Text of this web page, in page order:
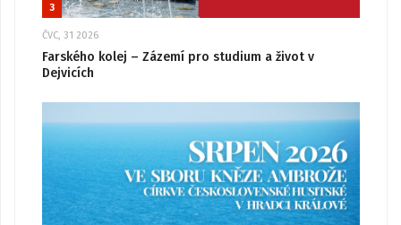
3
ČVC, 31 2026
Farského kolej – Zázemí pro studium a život v
Dejvicích